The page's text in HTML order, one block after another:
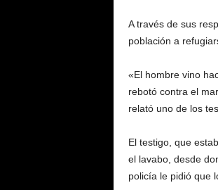
A través de sus
población a
«El hombre vino
rebotó contra el
relató uno de los
El testigo, que
el lavabo, desde
policía le pidió que